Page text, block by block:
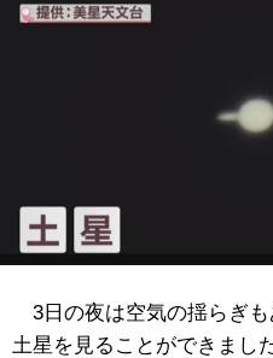
3日の夜は空気の揺らぎも
土星を見ることができました